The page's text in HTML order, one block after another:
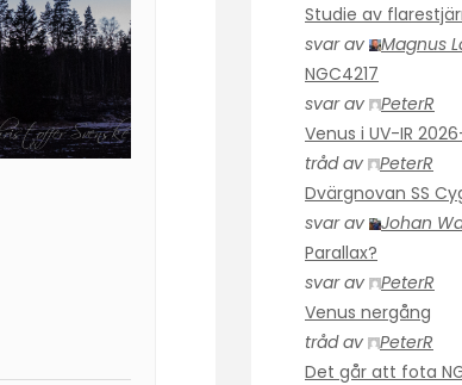
Studie av
svar av
Magnus
NGC4217
svar av
PeterR
Venus i UV-IR
tråd av
PeterR
Dvärgnovan SS
svar av
Johan
Parallax?
svar av
PeterR
Venus nergång
tråd av
PeterR
Det går att fota